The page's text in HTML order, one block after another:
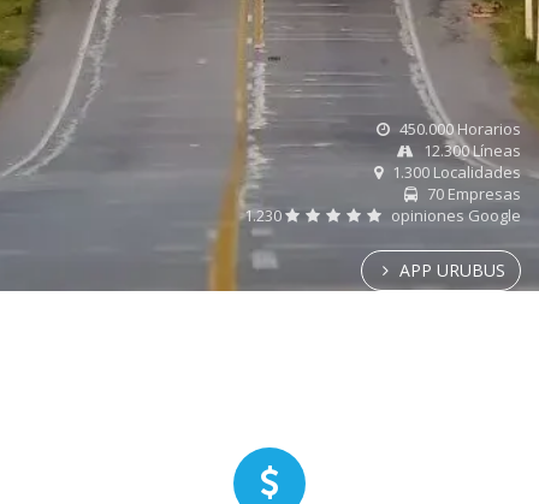
450.000 Horarios
12.300 Líneas
1.300 Localidades
70 Empresas
1.230
opiniones Google
APP URUBUS